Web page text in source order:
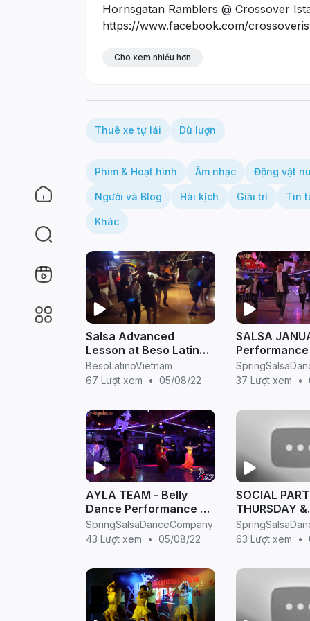
Hornsgatan Ramblers @ Crossover
https://www.facebook.com/
https://twitter.com/gswingbroadcast
Cho xem nhiều hơn
Thuê xe tự lái Dù lượn
Phim & Hoạt hình Âm nhạc Động vật
Người và Blog Hài kịch Giải trí Tin
Khác
Salsa Advanced
Lesson at Beso Latino
Vietnam 30/5/2016
BesoLatinoVietnam
67 Lượt xem
• 05/08/22
SALSA
SALSA
by Spring
37 Lượt xem
•
AYLA TEAM - Belly
Dance Performance at
XMAS SALSA NIGHT
(Hosted by Spring
SpringSalsaDanceCompany
43 Lượt xem
• 05/08/22
SOCIAL
THURSDAY &
SATURDAY
@Spring
63 Lượt xem
•